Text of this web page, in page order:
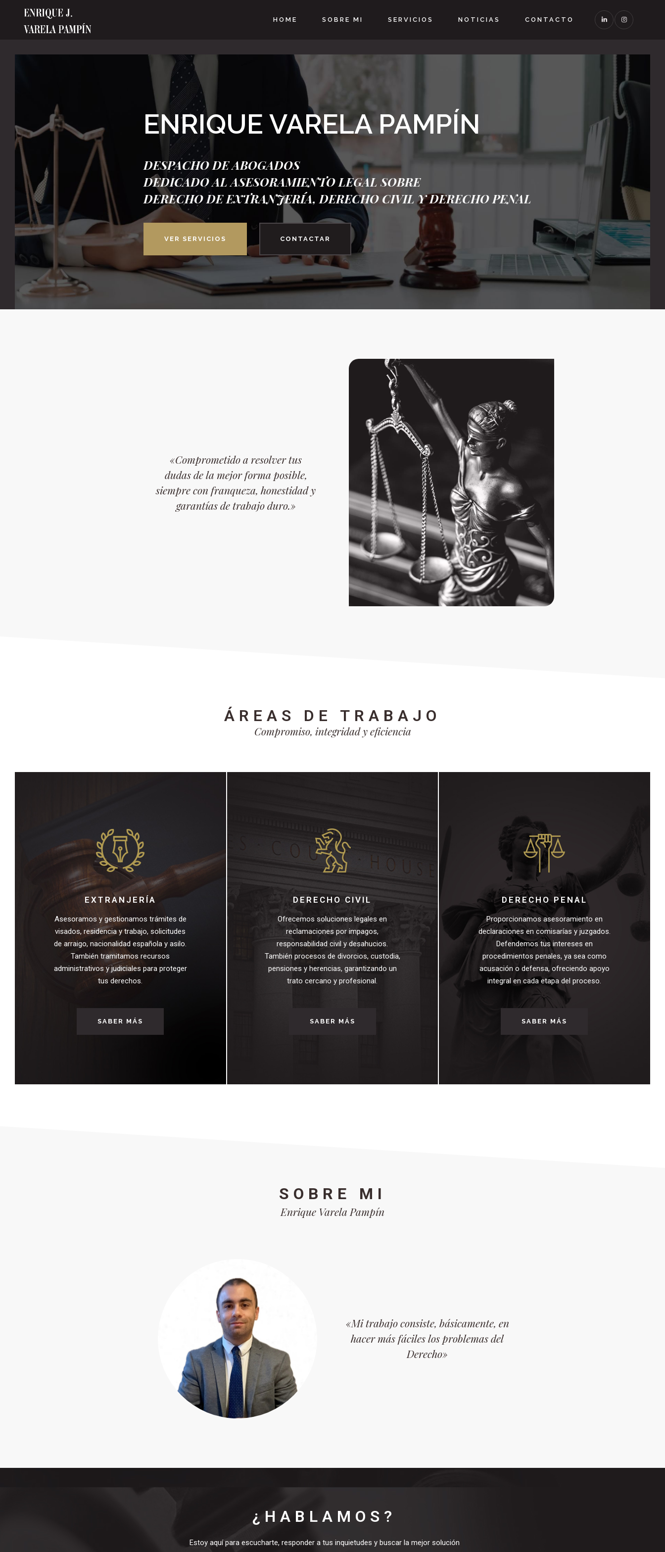
HOME SOBRE MI SERVICIOS NOTICIAS CONTACTO
ENRIQUE VARELA PAMPÍN
DESPACHO DE ABOGADOS
DEDICADO AL ASESORAMIENTO LEGAL SOBRE
DERECHO DE EXTRANJERÍA, DERECHO CIVIL Y DERECHO PENAL
VER SERVICIOS CONTACTAR
«Comprometido a resolver tus
dudas de la mejor forma posible,
siempre con franqueza, honestidad y
garantías de trabajo duro.»
ÁREAS DE TRABAJO
Compromiso, integridad y eficiencia
EXTRANJERÍA
Asesoramos y gestionamos trámites de
visados, residencia y trabajo, solicitudes
de arraigo, nacionalidad española y asilo.
También tramitamos recursos
administrativos y judiciales para proteger
tus derechos.
SABER MÁS
DERECHO CIVIL
Ofrecemos soluciones legales en
reclamaciones por impagos,
responsabilidad civil y desahucios.
También procesos de divorcios, custodia,
pensiones y herencias, garantizando un
trato cercano y profesional.
SABER MÁS
DERECHO PENAL
Proporcionamos asesoramiento en
declaraciones en comisarías y juzgados.
Defendemos tus intereses en
procedimientos penales, ya sea como
acusación o defensa, ofreciendo apoyo
integral en cada etapa del proceso.
SABER MÁS
SOBRE MI
Enrique Varela Pampín
«Mi trabajo consiste, básicamente, en
hacer más fáciles los problemas del
Derecho»
¿HABLAMOS?
Estoy aquí para escucharte, responder a tus inquietudes y buscar la mejor solución